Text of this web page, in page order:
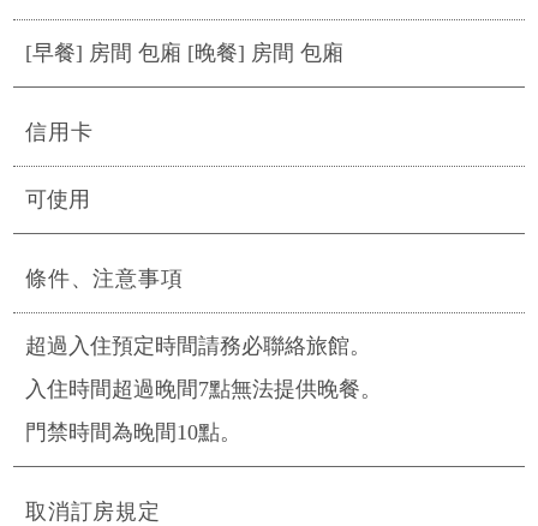
[早餐] 房間 包廂 [晚餐] 房間 包廂
信用卡
可使用
條件、注意事項
超過入住預定時間請務必聯絡旅館。
入住時間超過晚間7點無法提供晚餐。
門禁時間為晚間10點。
取消訂房規定